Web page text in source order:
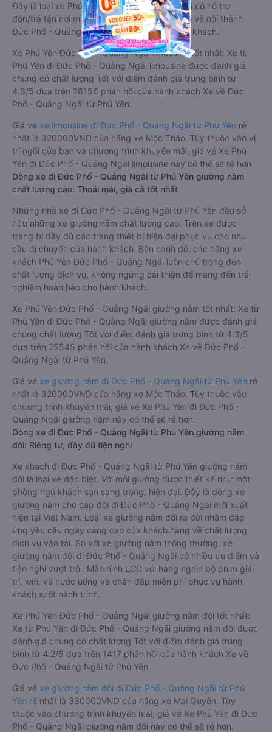
Đây là loại xe Phú Yên Đức Phổ - Quảng Ngãi có hỗ trợ
đón/trả tận nơi miễn phí tại nội thành Phú Yên và nội thành
Đức Phổ - Quảng Ngãi, rất thuận tiện cho du khách.
Xe Phú Yên Đức Phổ - Quảng Ngãi limousine tốt nhất: Xe từ
Phú Yên đi Đức Phổ - Quảng Ngãi limousine được đánh giá
chung có chất lượng Tốt với điểm đánh giá trung bình từ
4.3/5 dựa trên 26156 phản hồi của hành khách Xe về Đức
Phổ - Quảng Ngãi từ Phú Yên.
Giá vé xe limousine đi Đức Phổ - Quảng Ngãi từ Phú Yên rẻ
nhất là 320000VND của hãng xe Mộc Thảo. Tùy thuộc vào vị
trí ngồi của bạn và chương trình khuyến mãi, giá vé Xe Phú
Yên đi Đức Phổ - Quảng Ngãi limousine này có thể sẽ rẻ hơn
Dòng xe đi Đức Phổ - Quảng Ngãi từ Phú Yên giường nằm
chất lượng cao: Thoải mái, giá cả tốt nhất
Những nhà xe đi Đức Phổ - Quảng Ngãi từ Phú Yên đều sở
hữu những xe giường nằm chất lượng cao. Trên xe được
trang bị đầy đủ các trang thiết bị hiện đại phục vụ cho nhu
cầu di chuyển của hành khách. Bên cạnh đó, các hãng xe
khách Phú Yên Đức Phổ - Quảng Ngãi luôn chú trọng đến
chất lượng dịch vụ, không ngừng cải thiện để mang đến trải
nghiệm hoàn hảo cho hành khách.
Xe Phú Yên Đức Phổ - Quảng Ngãi giường nằm tốt nhất: Xe từ
Phú Yên đi Đức Phổ - Quảng Ngãi giường nằm được đánh giá
chung chất lượng Tốt với điểm đánh giá trung bình từ 4.3/5
dựa trên 25545 phản hồi của hành khách Xe về Đức Phổ -
Quảng Ngãi từ Phú Yên.
Giá vé xe giường nằm đi Đức Phổ - Quảng Ngãi từ Phú Yên rẻ
nhất là 320000VND của hãng xe Mộc Thảo. Tùy thuộc vào
chương trình khuyến mãi, giá vé Xe Phú Yên đi Đức Phổ -
Quảng Ngãi giường nằm này có thể sẽ rẻ hơn.
Dòng xe đi Đức Phổ - Quảng Ngãi từ Phú Yên giường nằm
đôi: Riêng tư, đầy đủ tiện nghi
Xe khách đi Đức Phổ - Quảng Ngãi từ Phú Yên giường nằm
đôi là loại xe đặc biệt. Với mỗi giường được thiết kế như một
phòng ngủ khách sạn sang trọng, hiện đại. Đây là dòng xe
giường nằm cho cặp đôi đi Đức Phổ - Quảng Ngãi mới xuất
hiện tại Việt Nam. Loại xe giường nằm đôi ra đời nhằm đáp
ứng yêu cầu ngày càng cao của khách hàng về chất lượng
dịch vụ vận tải. So với xe giường nằm thông thường, xe
giường nằm đôi đi Đức Phổ - Quảng Ngãi có nhiều ưu điểm và
tiện nghi vượt trội. Màn hình LCD với hàng nghìn bộ phim giải
trí, wifi, và nước uống và chăn đắp miễn phí phục vụ hành
khách suốt hành trình.
Xe Phú Yên Đức Phổ - Quảng Ngãi giường nằm đôi tốt nhất:
Xe từ Phú Yên đi Đức Phổ - Quảng Ngãi giường nằm đôi được
đánh giá chung có chất lượng Tốt với điểm đánh giá trung
bình từ 4.2/5 dựa trên 1417 phản hồi của hành khách Xe về
Đức Phổ - Quảng Ngãi từ Phú Yên.
Giá vé xe giường nằm đôi đi Đức Phổ - Quảng Ngãi từ Phú
Yên rẻ nhất là 330000VND của hãng xe Mai Quyên. Tùy
thuộc vào chương trình khuyến mãi, giá vé Xe Phú Yên đi Đức
Phổ - Quảng Ngãi giường nằm đôi này có thể sẽ rẻ hơn.